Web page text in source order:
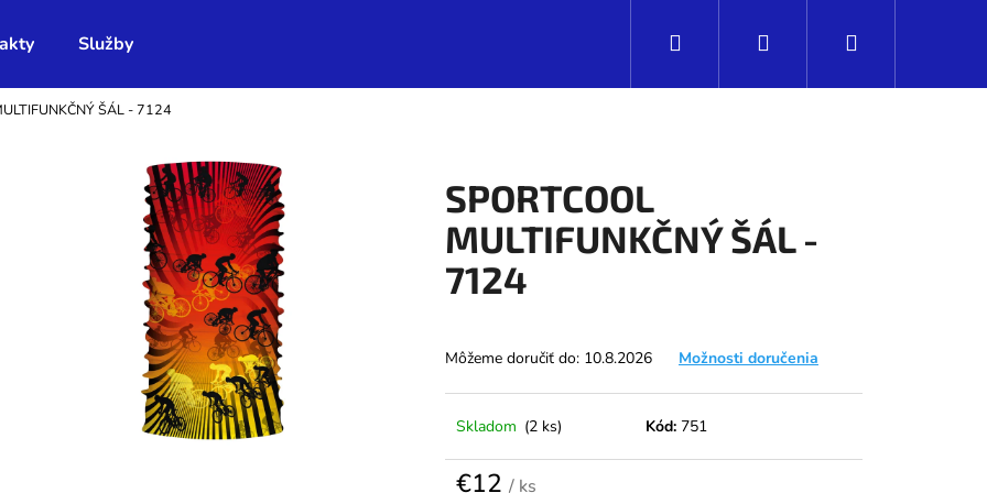
Služby Prihlásenie
ŠÁL - 7124
SPORTCOOL
MULTIFUNKČNÝ ŠÁL -
7124
Môžeme doručiť do: 10.8.2026 Možnosti doručenia
Skladom (2 ks) Kód: 751
€12 / ks
Čo potrebujete nájsť?
HĽADAŤ
Odporúčame